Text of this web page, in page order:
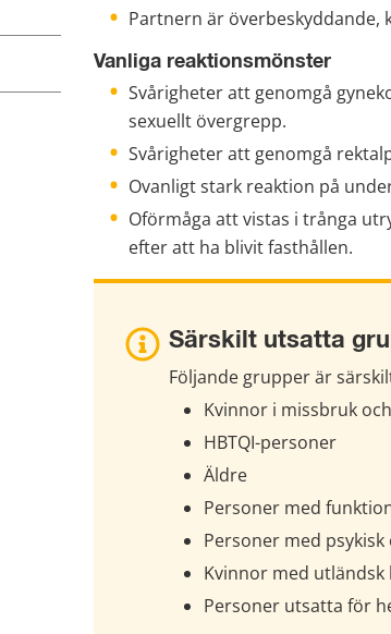
Partnern är
Vanliga reaktionsmönster
Svårigheter att genomgå
sexuellt övergrepp.
Svårigheter att genomgå
Ovanligt stark reaktion på
Oförmåga att vistas i trånga
efter att ha blivit fasthållen.
Särskilt utsatta
Följande grupper är
Kvinnor i missbruk
HBTQI-personer
Äldre
Personer med
Personer med psykisk
Kvinnor med utländsk
Personer utsatta för